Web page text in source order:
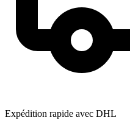
Expédition rapide avec DHL